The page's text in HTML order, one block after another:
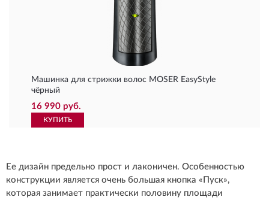
Машинка для стрижки волос MOSER EasyStyle
чёрный
16 990 руб.
КУПИТЬ
Ее дизайн предельно прост и лаконичен. Особенностью
конструкции является очень большая кнопка «Пуск»,
которая занимает практически половину площади